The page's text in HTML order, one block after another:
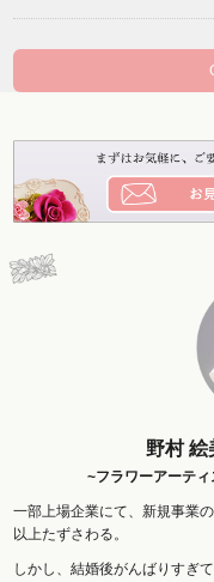
野村 絵
~フラワーアーテ
一部上場企業にて、新規事業
以上たずさわる。
しかし、結婚後がんばりすぎ